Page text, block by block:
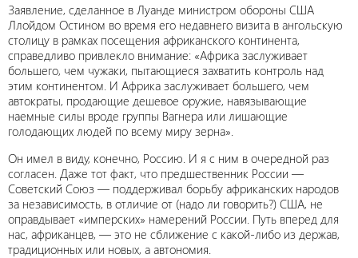
Заявление, сделанное в Луанде министром обороны США
Ллойдом Остином во время его недавнего визита в ангольскую
столицу в рамках посещения африканского континента,
справедливо привлекло внимание: «Африка заслуживает
большего, чем чужаки, пытающиеся захватить контроль над
этим континентом. И Африка заслуживает большего, чем
автократы, продающие дешевое оружие, навязывающие
наемные силы вроде группы Вагнера или лишающие
голодающих людей по всему миру зерна».
Он имел в виду, конечно, Россию. И я с ним в очередной раз
согласен. Даже тот факт, что предшественник России —
Советский Союз — поддерживал борьбу африканских народов
за независимость, в отличие от (надо ли говорить?) США, не
оправдывает «имперских» намерений России. Путь вперед для
нас, африканцев, — это не сближение с какой-либо из держав,
традиционных или новых, а автономия.